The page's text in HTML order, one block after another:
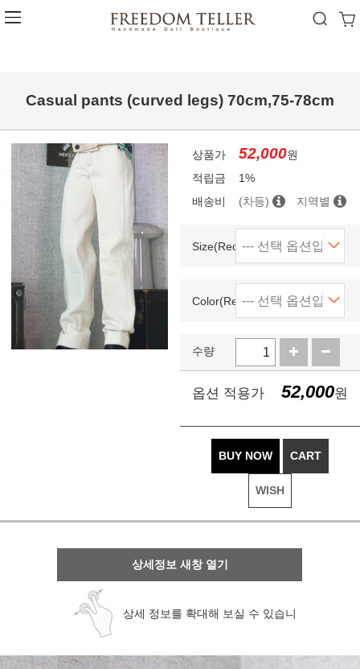
Casual pants (curved legs) 70cm,75-78cm
상품가 52,000원
적립금
1%
배송비
(차등) 지역별
Size(Required)
Color(Required)
수량
옵션 적용가 52,000원
BUY NOW CART
WISH
상세정보 새창 열기
상세 정보를 확대해 보실 수 있습니
다.